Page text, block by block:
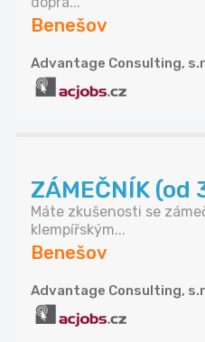
Benešov
Advantage Consulting,
ZÁMEČNÍK
Máte zkušenosti se
klempířským...
Benešov
Advantage Consulting,